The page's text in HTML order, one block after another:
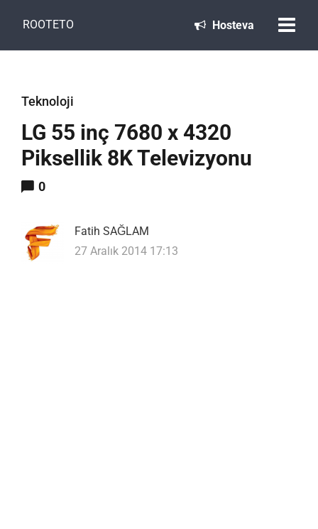
ROOTETO Hosteva
Teknoloji
LG 55 inç 7680 x 4320
Piksellik 8K Televizyonu
0
Fatih SAĞLAM
27 Aralık 2014 17:13